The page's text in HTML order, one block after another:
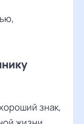
знак,